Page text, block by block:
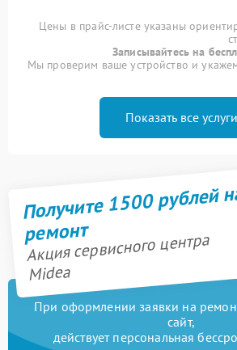
Цены в прайс-листе указаны
Записывайтесь на
Мы проверим ваше устройство и
Показать все услуги
Получите 1500 рублей
ремонт
Акция сервисного центра
Midea
При оформлении заявки на
сайт,
действует персональная